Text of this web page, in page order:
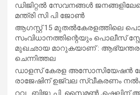
ഡിജിറ്റൽ സേവനങ്ങൾ
മന്ത്രി സി പി ജോൺ
ആഗസ്റ്റ് 15 മുതല്‍കേരളത്തിലെ
സംവിധാനത്തിന്റെയും പൊലീസ്
മുഖഛായ മാറുകയാണ് :
ചെന്നിത്തല
ഡാളസ് കേരള അസോസിയേഷൻ
രാജേഷിന് ഉജ്വല സ്വീകരണം
റവ . ബിജു പി. സൈമൺ ,ഷെലിന്